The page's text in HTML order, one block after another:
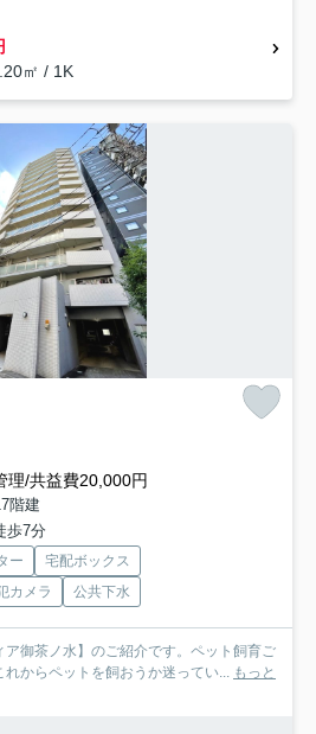
㎡ / 1K
理/共益費20,000円
階建
歩7分
ー
宅配ボックス
カメラ 公共下水
御茶ノ水】のご紹介です。ペット飼育ご
からペットを飼おうか迷ってい... もっと